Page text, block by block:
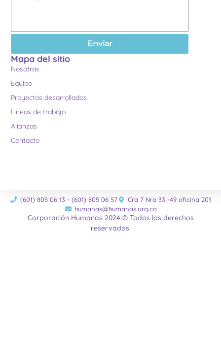
Enviar
Mapa del sitio
Nosotras
Equipo
Proyectos desarrollados
Lineas de trabajo
Alianzas
Contacto
(601) 805 06 13 - (601) 805 06 57
Cra 7 Nro 33 -49 oficina 201
humanas@humanas.org.co
Corporación Humanas 2024 © Todos los derechos
reservados.